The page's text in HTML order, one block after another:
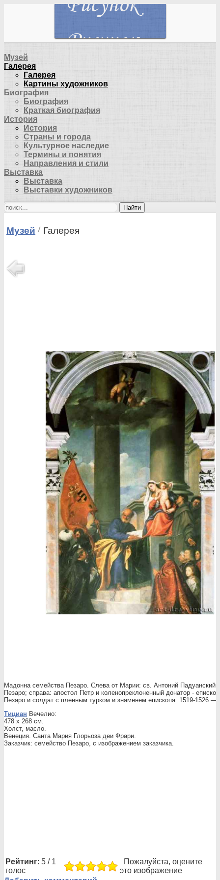
Музей
Галерея
Галерея
Картины художников
Биография
Биография
Краткая биография
История
История
Страны и города
Культурное наследие
Термины и понятия
Направления и стили
Выставка
Выставка
Выставки художников
Найти
Музей Галерея
Мадонна семейства Пезаро. Слева от Марии: св. Антоний Падуанский
Пезаро; справа: апостол Петр и коленопреклоненный донатор -
Пезаро и солдат с пленным турком и знаменем епископа. 1519-1526 —
Тициан Вечелио:
478 x 268 см.
Холст, масло.
Венеция. Санта Мария Глорьоза деи Фрари.
Заказчик: семейство Пезаро, с изображением заказчика.
Рейтинг: 5 / 1
голос
Пожалуйста, оцените
это изображение